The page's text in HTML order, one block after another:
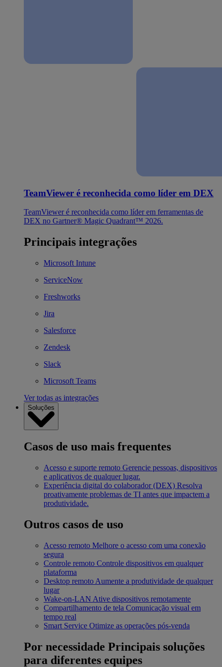
TeamViewer é reconhecida como líder em DEX
TeamViewer é reconhecida como líder em ferramentas de
DEX no Gartner® Magic Quadrant™ 2026.
Principais integrações
Microsoft Intune
ServiceNow
Freshworks
Jira
Salesforce
Zendesk
Slack
Microsoft Teams
Ver todas as integrações
Soluções
Casos de uso mais frequentes
Acesso e suporte remoto Gerencie pessoas, dispositivos
e aplicativos de qualquer lugar.
Experiência digital do colaborador (DEX) Resolva
proativamente problemas de TI antes que impactem a
produtividade.
Outros casos de uso
Acesso remoto Melhore o acesso com uma conexão
segura
Controle remoto Controle dispositivos em qualquer
plataforma
Desktop remoto Aumente a produtividade de qualquer
lugar
Wake-on-LAN Ative dispositivos remotamente
Compartilhamento de tela Comunicação visual em
tempo real
Smart Service Otimize as operações pós-venda
Por necessidade Principais soluções
para diferentes equipes